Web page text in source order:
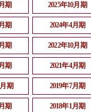
期 2025年10月期
期 2024年4月期
期 2022年10月期
期 2021年4月期
期 2019年7月期
期 2018年1月期